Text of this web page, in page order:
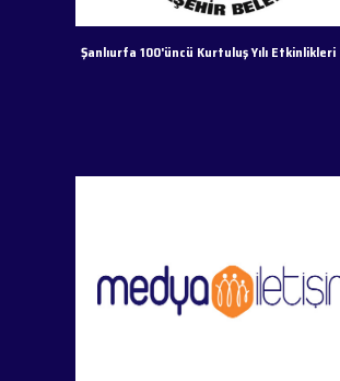
Şanlıurfa 100'üncü Kurtuluş Yılı Etkinlikleri